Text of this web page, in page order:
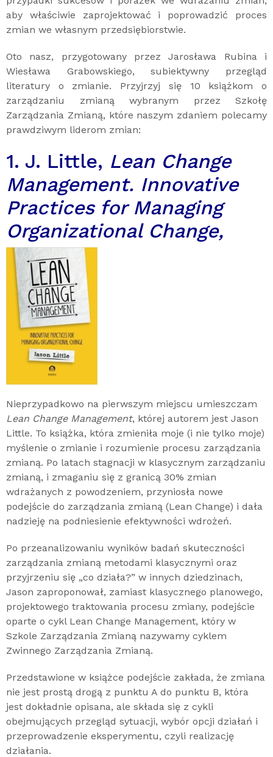
aby właściwie zaprojektować i poprowadzić proces
zmian we własnym przedsiębiorstwie.
Oto nasz, przygotowany przez Jarosława Rubina i
Wiesława Grabowskiego, subiektywny przegląd
literatury o zmianie. Przyjrzyj się 10 książkom o
zarządzaniu zmianą wybranym przez Szkołę
Zarządzania Zmianą, które naszym zdaniem polecamy
prawdziwym liderom zmian:
1. J. Little, Lean Change
Management. Innovative
Practices for Managing
Organizational Change,
Nieprzypadkowo na pierwszym miejscu umieszczam
Lean Change Management, której autorem jest Jason
Little. To książka, która zmieniła moje (i nie tylko moje)
myślenie o zmianie i rozumienie procesu zarządzania
zmianą. Po latach stagnacji w klasycznym zarządzaniu
zmianą, i zmaganiu się z granicą 30% zmian
wdrażanych z powodzeniem, przyniosła nowe
podejście do zarządzania zmianą (Lean Change) i dała
nadzieję na podniesienie efektywności wdrożeń.
Po przeanalizowaniu wyników badań skuteczności
zarządzania zmianą metodami klasycznymi oraz
przyjrzeniu się „co działa?” w innych dziedzinach,
Jason zaproponował, zamiast klasycznego planowego,
projektowego traktowania procesu zmiany, podejście
oparte o cykl Lean Change Management, który w
Szkole Zarządzania Zmianą nazywamy cyklem
Zwinnego Zarządzania Zmianą.
Przedstawione w książce podejście zakłada, że zmiana
nie jest prostą drogą z punktu A do punktu B, która
jest dokładnie opisana, ale składa się z cykli
obejmujących przegląd sytuacji, wybór opcji działań i
przeprowadzenie eksperymentu, czyli realizację
działania.